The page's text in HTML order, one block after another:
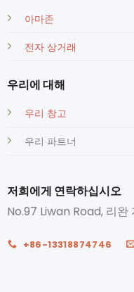
아마존
전자 상거래
우리에 대해
우리 창고
우리 파트너
저희에게 연락하십시오
No.97 Liwan Road, 리완
+86-13318874746